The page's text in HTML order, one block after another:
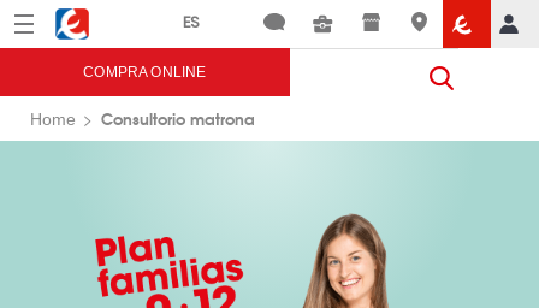
Menú Eroski
COMPRA ONLINE
Home Consultorio matrona